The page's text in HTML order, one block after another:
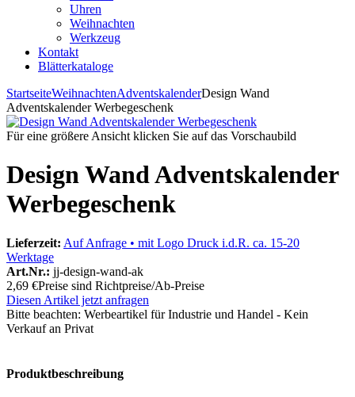
Uhren
Weihnachten
Werkzeug
Kontakt
Blätterkataloge
StartseiteWeihnachtenAdventskalenderDesign Wand
Adventskalender Werbegeschenk
Für eine größere Ansicht klicken Sie auf das Vorschaubild
Design Wand Adventskalender
Werbegeschenk
Lieferzeit: Auf Anfrage • mit Logo Druck i.d.R. ca. 15-20
Werktage
Art.Nr.: jj-design-wand-ak
2,69 €Preise sind Richtpreise/Ab-Preise
Diesen Artikel jetzt anfragen
Bitte beachten: Werbeartikel für Industrie und Handel - Kein
Verkauf an Privat
Produktbeschreibung